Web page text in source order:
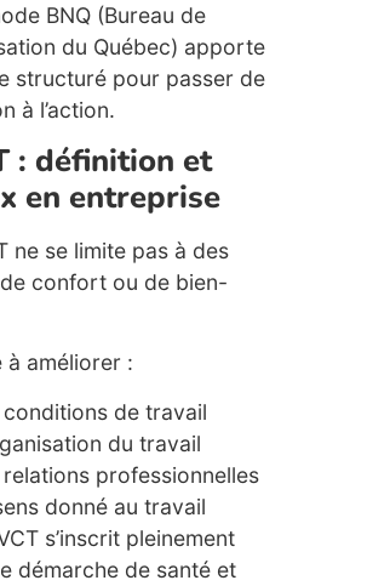
BNQ (Bureau de
du Québec) apporte
structuré pour passer de
à l’action.
: définition et
en entreprise
ne se limite pas à des
confort ou de bien-
à améliorer :
conditions de travail
du travail
relations professionnelles
donné au travail
s’inscrit pleinement
démarche de santé et